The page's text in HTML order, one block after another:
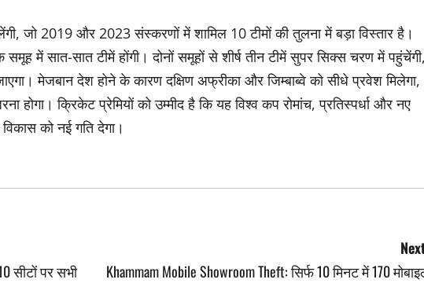
जो 2019 और 2023 संस्करणों में शामिल 10 टीमों की तुलना में बड़ा विस्तार है।
समूह में सात-सात टीमें होंगी। दोनों समूहों से शीर्ष तीन टीमें सुपर सिक्स चरण में
मेजबान देश होने के कारण दक्षिण अफ्रीका और जिम्बाब्वे को सीधे प्रवेश मिलेगा,
होगा। क्रिकेट प्रेमियों को उम्मीद है कि यह विश्व कप रोमांच, प्रतिस्पर्धा और नए
को नई गति देगा।
सीटों पर सभी
Khammam Mobile Showroom Theft: सिर्फ 10 मिनट में 170